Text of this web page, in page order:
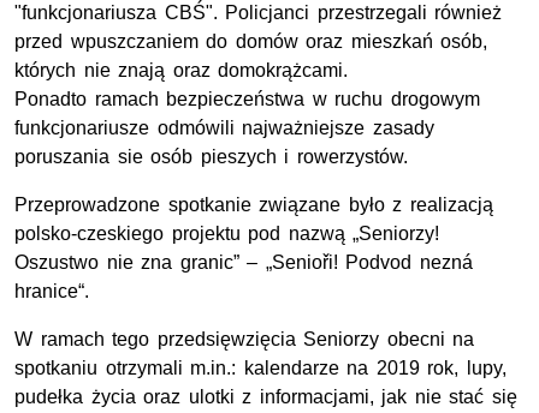
"funkcjonariusza CBŚ". Policjanci przestrzegali również
przed wpuszczaniem do domów oraz mieszkań osób,
których nie znają oraz domokrążcami.
Ponadto ramach bezpieczeństwa w ruchu drogowym
funkcjonariusze odmówili najważniejsze zasady
poruszania sie osób pieszych i rowerzystów.
Przeprowadzone spotkanie związane było z realizacją
polsko-czeskiego projektu pod nazwą „Seniorzy!
Oszustwo nie zna granic” – „Senioři! Podvod nezná
hranice“.
W ramach tego przedsięwzięcia Seniorzy obecni na
spotkaniu otrzymali m.in.: kalendarze na 2019 rok, lupy,
pudełka życia oraz ulotki z informacjami, jak nie stać się